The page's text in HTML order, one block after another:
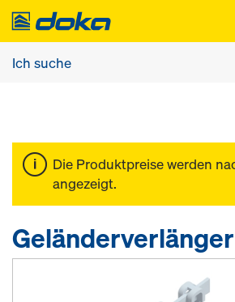
Die Produktpreise werden
angezeigt.